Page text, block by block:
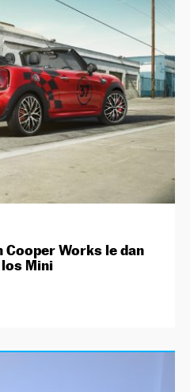
Works le dan
Mini